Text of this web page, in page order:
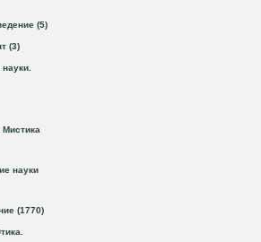
(5)
(3)
науки
(1770)